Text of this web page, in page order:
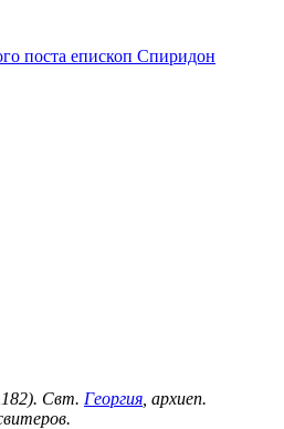
поста епископ Спиридон
Свт. Георгия , архиеп.